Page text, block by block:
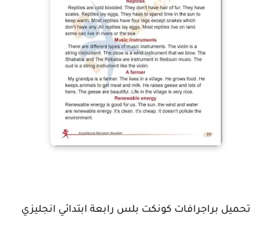
تحميل براجرافات كونكت بلس رابعة ابتدائي انجليزي